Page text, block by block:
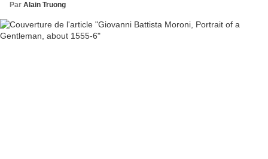
Par Alain Truong